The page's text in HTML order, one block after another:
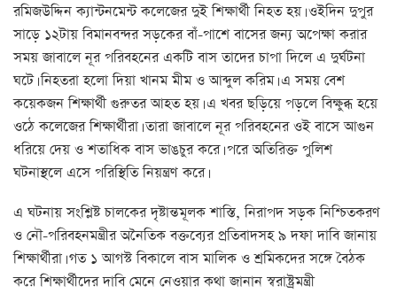
রমিজউদ্দিন ক্যান্টনমেন্ট কলেজের দুই শিক্ষার্থী নিহত হয়। ওইদিন দুপুর
সাড়ে ১২টায় বিমানবন্দর সড়কের বাঁ-পাশে বাসের জন্য অপেক্ষা করার
সময় জাবালে নূর পরিবহনের একটি বাস তাদের চাপা দিলে এ দুর্ঘটনা
ঘটে। নিহতরা হলো দিয়া খানম মীম ও আব্দুল করিম। এ সময় বেশ
কয়েকজন শিক্ষার্থী গুরুতর আহত হয়। এ খবর ছড়িয়ে পড়লে বিক্ষুব্ধ হয়ে
ওঠে কলেজের শিক্ষার্থীরা। তারা জাবালে নূর পরিবহনের ওই বাসে আগুন
ধরিয়ে দেয় ও শতাধিক বাস ভাঙচুর করে। পরে অতিরিক্ত পুলিশ
ঘটনাস্থলে এসে পরিস্থিতি নিয়ন্ত্রণ করে।
এ ঘটনায় সংশ্লিষ্ট চালকের দৃষ্টান্তমূলক শাস্তি, নিরাপদ সড়ক নিশ্চিতকরণ
ও নৌ-পরিবহনমন্ত্রীর অনৈতিক বক্তব্যের প্রতিবাদসহ ৯ দফা দাবি জানায়
শিক্ষার্থীরা। গত ১ আগস্ট বিকালে বাস মালিক ও শ্রমিকদের সঙ্গে বৈঠক
করে শিক্ষার্থীদের দাবি মেনে নেওয়ার কথা জানান স্বরাষ্ট্রমন্ত্রী